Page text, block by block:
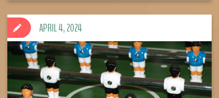
APRIL 4, 2024